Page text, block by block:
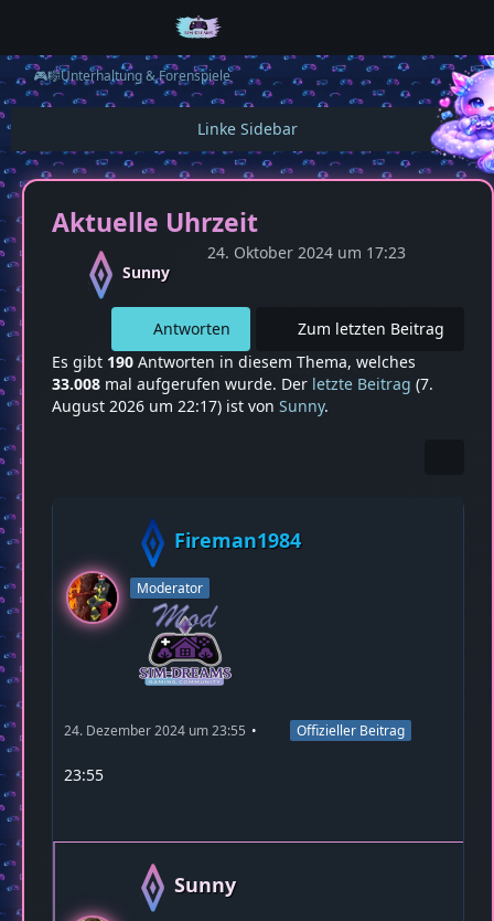
🎮🎼Unterhaltung & Forenspiele
Aktuelle Uhrzeit
Sunny
24. Oktober 2024 um 17:23
Antworten
Zum letzten Beitrag
Es gibt 190 Antworten in diesem Thema, welches
33.008 mal aufgerufen wurde. Der letzte Beitrag (7.
August 2026 um 22:17) ist von Sunny.
Fireman1984
Moderator
24. Dezember 2024 um 23:55 Offizieller Beitrag
23:55
Sunny